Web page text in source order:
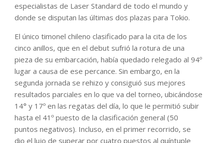
especialistas de Laser Standard de todo el mundo y
donde se disputan las últimas dos plazas para Tokio.
El único timonel chileno clasificado para la cita de los
cinco anillos, que en el debut sufrió la rotura de una
pieza de su embarcación, había quedado relegado al 94º
lugar a causa de ese percance. Sin embargo, en la
segunda jornada se rehizo y consiguió sus mejores
resultados parciales en lo que va del torneo, ubicándose
14° y 17º en las regatas del día, lo que le permitió subir
hasta el 41º puesto de la clasificación general (50
puntos negativos). Incluso, en el primer recorrido, se
dio el lujo de superar por cuatro puestos al quíntuple